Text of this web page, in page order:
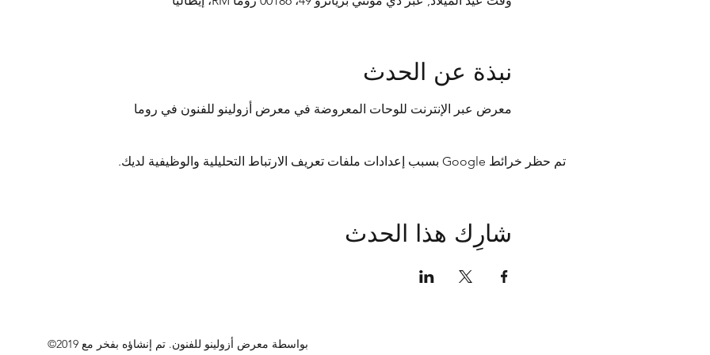
نبذة عن الحدث
معرض عبر الإنترنت للوحات المعروضة في معرض أزولينو للفنون في روما
تم حظر خرائط Google بسبب إعدادات ملفات تعريف الارتباط التحليلية والوظيفية لديك.
شارِك هذا الحدث
©2019 بواسطة معرض أزولينو للفنون. تم إنشاؤه بفخر مع